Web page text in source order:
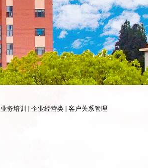
业务培训 企业经营类 客户关系管理